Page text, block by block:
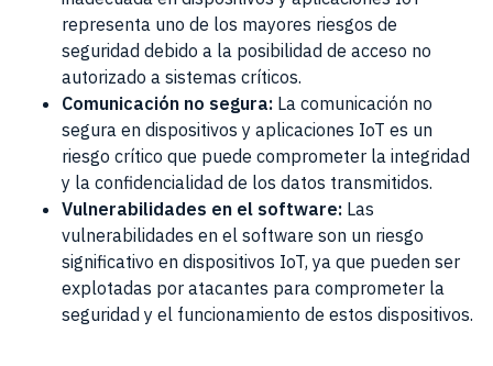
representa uno de los mayores riesgos de
seguridad debido a la posibilidad de acceso no
autorizado a sistemas críticos.
Comunicación no segura: La comunicación no
segura en dispositivos y aplicaciones IoT es un
riesgo crítico que puede comprometer la integridad
y la confidencialidad de los datos transmitidos.
Vulnerabilidades en el software: Las
vulnerabilidades en el software son un riesgo
significativo en dispositivos IoT, ya que pueden ser
explotadas por atacantes para comprometer la
seguridad y el funcionamiento de estos dispositivos.